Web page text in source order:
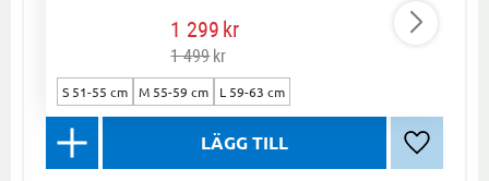
1 299kr
1 499kr
Lägg till
S 51-55 cm M 55-59 cm L 59-63 cm